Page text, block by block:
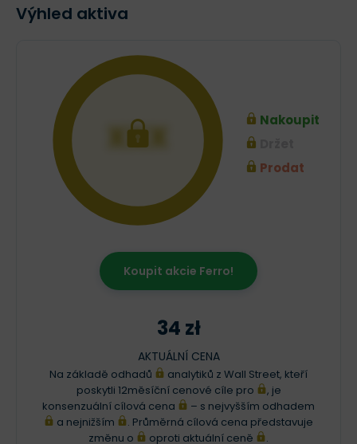
Výhled aktiva
XXX
Nakoupit
Prodat
Koupit akcie Ferro!
34 zł
AKTUÁLNÍ CENA
Na základě odhadů
analytiků z Wall Street, kteří
poskytli 12měsíční cenové cíle pro
, je
konsenzuální cílová cena
– s nejvyšším odhadem
a nejnižším
. Průměrná cílová cena představuje
změnu o
oproti aktuální ceně .